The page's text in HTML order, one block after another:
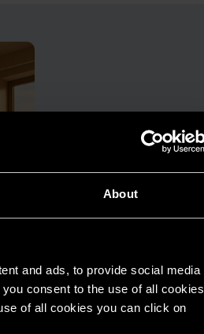
About
and ads, to provide social media
consent to the use of all cookies
of all cookies you can click on